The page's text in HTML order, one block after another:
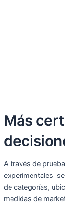
Más
A través de
experimentales,
de categorías,
medidas de